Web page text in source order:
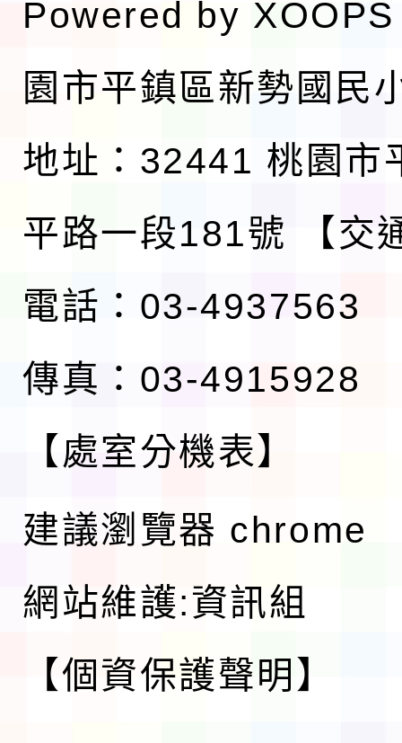
Powered by XOOPS
園市平鎮區新勢國民
地址：32441 桃園市
平路一段181號
【交
電話：03-4937563
傳真：03-4915928
【處室分機表】
建議瀏覽器 chrome
網站維護:資訊組
【個資保護聲明】